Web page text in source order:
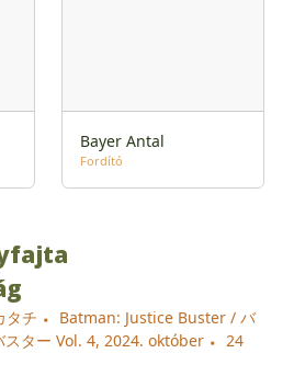
Bayer Antal
Fordító
タチ
Batman: Justice Buster / バ
スター Vol. 4, 2024. október
24